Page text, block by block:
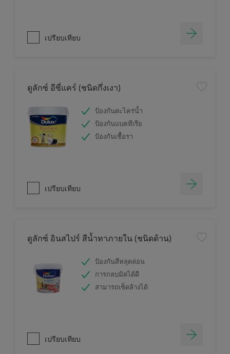
เปรียบเทียบ
ดูลักซ์ อีซี่แคร์ (ชนิดกึ่งเงา)
ป้องกันตะไคร่น้ำ
ป้องกันแบคทีเรีย
ป้องกันเชื้อรา
เปรียบเทียบ
ดูลักซ์ อินสไปร์ สีน้ำทาภายใน (ชนิดด้าน)
ป้องกันสีหลุดล่อน
การกลบมิดได้ดี
สามารถเช็ดล้างได้
เปรียบเทียบ